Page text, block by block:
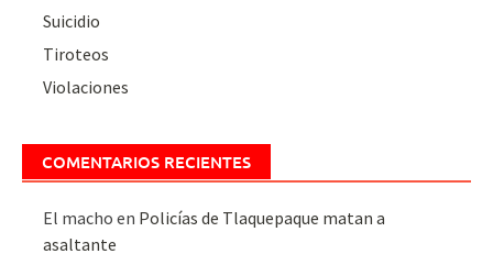
Suicidio
Tiroteos
Violaciones
COMENTARIOS RECIENTES
El macho en Policías de Tlaquepaque matan a
asaltante